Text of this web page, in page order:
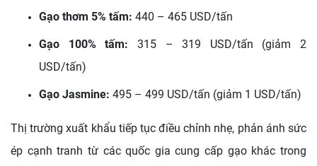
Gạo thơm 5% tấm: 440 – 465 USD/tấn
Gạo 100% tấm: 315 – 319 USD/tấn (giảm 2
USD/tấn)
Gạo Jasmine: 495 – 499 USD/tấn (giảm 1 USD/tấn)
Thị trường xuất khẩu tiếp tục điều chỉnh nhẹ, phản ánh sức
ép cạnh tranh từ các quốc gia cung cấp gạo khác trong